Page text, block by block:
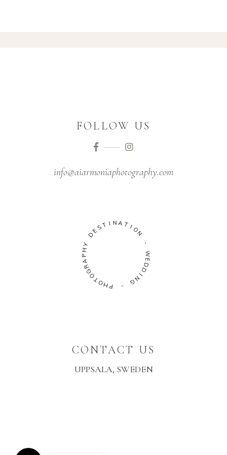
FOLLOW US
info@aiarmoniaphotography.com
DEST I NATI
O
N
-
W
E
D
D
I
N
G
-
P
H
O
T
O
G
R
A
P
H
Y
CONTACT US
UPPSALA, SWEDEN